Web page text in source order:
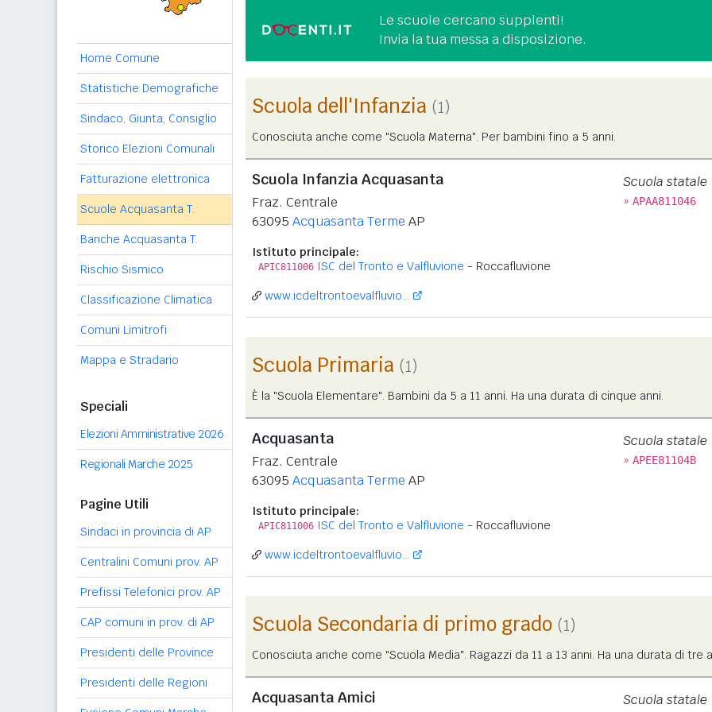
Home Comune
Statistiche Demografiche
Sindaco, Giunta, Consiglio
Storico Elezioni Comunali
Fatturazione elettronica
Scuole Acquasanta T.
Banche Acquasanta T.
Rischio Sismico
Classificazione Climatica
Comuni Limitrofi
Mappa e Stradario
Speciali
Elezioni Amministrative 2026
Regionali Marche 2025
Pagine Utili
Sindaci in provincia di AP
Centralini Comuni prov. AP
Prefissi Telefonici prov. AP
CAP comuni in prov. di AP
Presidenti delle Province
Presidenti delle Regioni
Le scuole cercano supplenti!
Invia la tua messa a disposizione.
Scuola dell'Infanzia (1)
Conosciuta anche come "Scuola Materna". Per bambini fino a 5 anni.
Scuola Infanzia Acquasanta
Fraz. Centrale
63095 Acquasanta Terme AP
Istituto principale:
APIC811006 ISC del Tronto e Valfluvione - Roccafluvione
Scuola statale
» APAA811046
www.icdeltrontoevalfluvio...
Scuola Primaria (1)
È la "Scuola Elementare". Bambini da 5 a 11 anni. Ha una durata di cinque anni.
Acquasanta
Fraz. Centrale
63095 Acquasanta Terme AP
Istituto principale:
APIC811006 ISC del Tronto e Valfluvione - Roccafluvione
Scuola statale
» APEE81104B
www.icdeltrontoevalfluvio...
Scuola Secondaria di primo grado (1)
Conosciuta anche come "Scuola Media". Ragazzi da 11 a 13 anni. Ha una durata di tre
Acquasanta Amici
Scuola statale